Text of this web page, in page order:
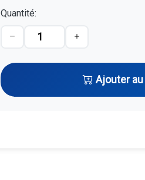
Quantité:
Ajouter au